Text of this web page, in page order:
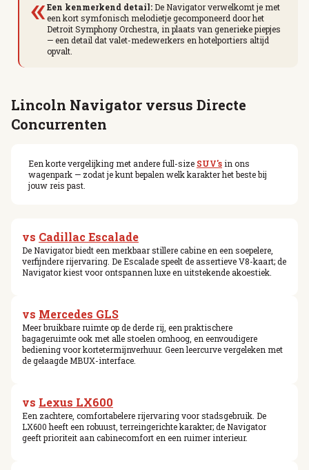
Een kenmerkend detail:De Navigator verwelkomt je met
een kort symfonisch melodietje gecomponeerd door het
Detroit Symphony Orchestra, in plaats van generieke piepjes
— een detail dat valet-medewerkers en hotelportiers altijd
opvalt.
Lincoln Navigator versus Directe
Concurrenten
Een korte vergelijking met andere full-size SUV's in ons
wagenpark — zodat je kunt bepalen welk karakter het beste bij
jouw reis past.
vs Cadillac Escalade
De Navigator biedt een merkbaar stillere cabine en een soepelere,
verfijndere rijervaring. De Escalade speelt de assertieve V8-kaart; de
Navigator kiest voor ontspannen luxe en uitstekende akoestiek.
vs Mercedes GLS
Meer bruikbare ruimte op de derde rij, een praktischere
bagageruimte ook met alle stoelen omhoog, en eenvoudigere
bediening voor kortetermijnverhuur. Geen leercurve vergeleken met
de gelaagde MBUX-interface.
vs Lexus LX600
Een zachtere, comfortabelere rijervaring voor stadsgebruik. De
LX600 heeft een robuust, terreingerichte karakter; de Navigator
geeft prioriteit aan cabinecomfort en een ruimer interieur.